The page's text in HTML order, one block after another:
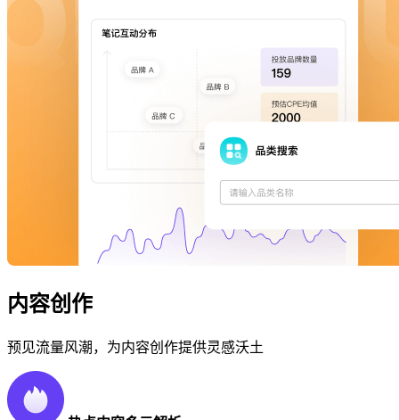
内容创作
预见流量风潮，为内容创作提供灵感沃土